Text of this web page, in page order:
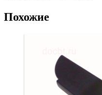
Похожие